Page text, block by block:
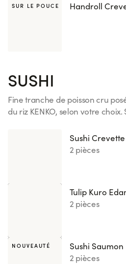
SUR LE POUCE Handroll
SUSHI
Fine tranche de poisson cru
du riz KENKO, selon votre
Sushi
2 pièces
Tulip Kuro
2 pièces
NOUVEAUTÉ
Sushi Saumon
2 pièces